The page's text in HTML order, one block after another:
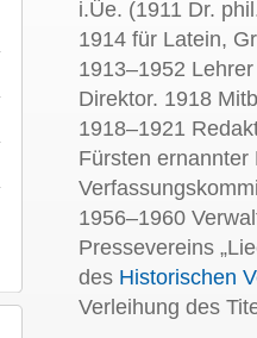
i.Üe. (1911 Dr.
1914 für Latein,
1913–1952
Direktor. 1918
1918–1921
Fürsten ernannter
1956–1960
Pressevereins
des Historischen
Verleihung des